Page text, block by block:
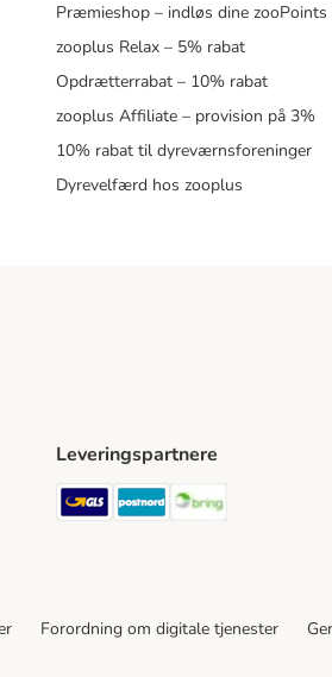
Præmieshop – indløs dine zooPoints
zooplus Relax – 5% rabat
Opdrætterrabat – 10% rabat
zooplus Affiliate – provision på 3%
10% rabat til dyreværnsforeninger
Dyrevelfærd hos zooplus
MethodMethod
Leveringspartnere
GLS Shipping Method
Postnord Shipping
Forordning om digitale tjenester